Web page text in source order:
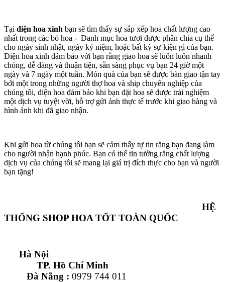
Tại điện hoa xinh bạn sẽ tìm thấy sự sắp xếp hoa chất lượng cao
nhất trong các bó hoa - Danh mục hoa tươi được phân chia cụ thể
cho ngày sinh nhật, ngày kỷ niệm, hoặc bất kỳ sự kiện gì của bạn.
Điện hoa xinh đảm bảo với bạn rằng giao hoa sẽ luôn luôn nhanh
chóng, dễ dàng và thuận tiện, sẵn sàng phục vụ bạn 24 giờ một
ngày và 7 ngày một tuần. Món quà của bạn sẽ được bàn giao tận tay
bởi một trong những người thợ hoa và ship chuyên nghiệp của
chúng tôi, điện hoa đảm bảo khi bạn đặt hoa sẽ được trải nghiệm
một dịch vụ tuyệt vời, hỗ trợ gửi ảnh thực tế trước khi giao hàng và
hình ảnh khi đã giao nhận.
Khi gửi hoa từ chúng tôi bạn sẽ cảm thấy tự tin rằng bạn đang làm
cho người nhận hạnh phúc. Bạn có thể tin tưởng rằng chất lượng
dịch vụ của chúng tôi sẽ mang lại giá trị đích thực cho bạn và người
bạn tặng!
HỆ
THỐNG SHOP HOA TỐT TOÀN QUỐC
Hà Nội
TP. Hồ Chí Minh
Đà Nẵng : 0979 744 011